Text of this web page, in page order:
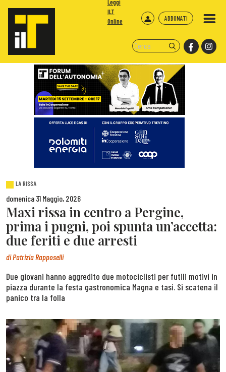
ABBONATI
Leggi
ILT
Online
LA RISSA
domenica 31 Maggio, 2026
Maxi rissa in centro a Pergine,
prima i pugni, poi spunta un’accetta:
due feriti e due arresti
diPatrizia Rapposelli
Due giovani hanno aggredito due motociclisti per futili motivi in
piazza durante la festa gastronomica Magna e tasi. Si scatena il
panico tra la folla